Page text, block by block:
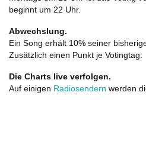
beginnt um 22 Uhr.
Abwechslung.
Ein Song erhält 10% seiner
Zusätzlich einen Punkt je Votingtag.
Die Charts live verfolgen.
Auf einigen Radiosendern werden